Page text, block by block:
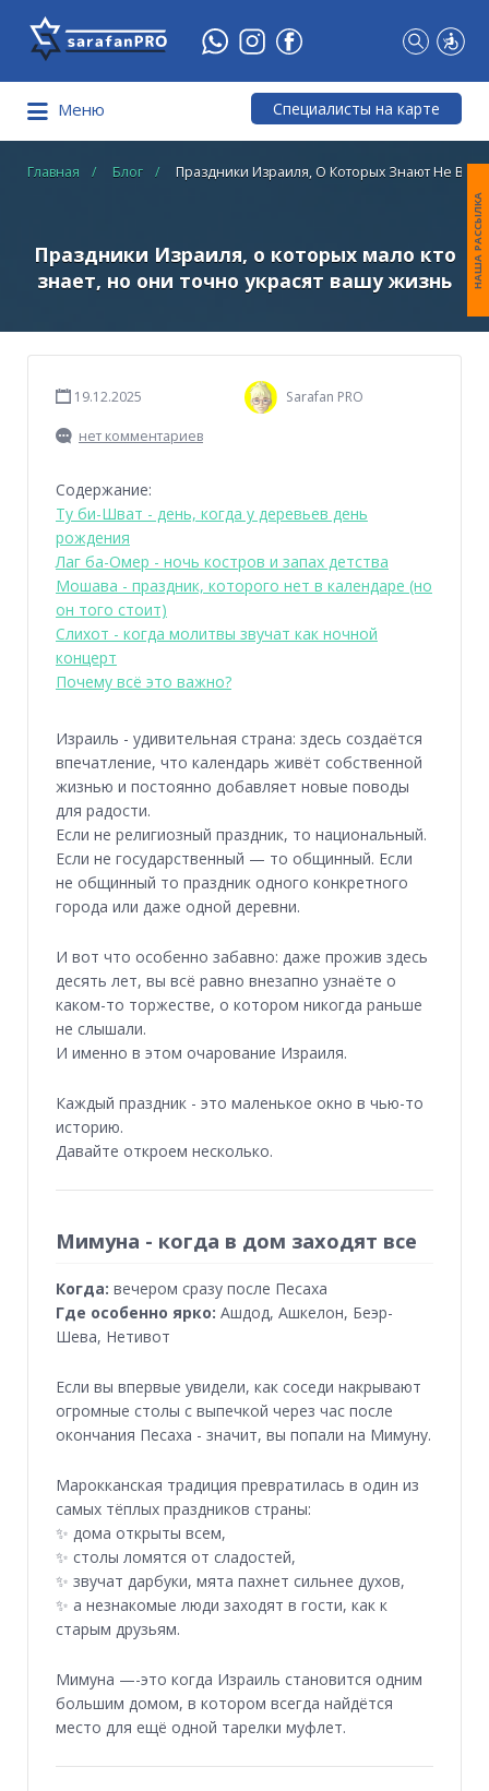
Что
Вы
ищете?
Меню Специалисты на карте
Главная Блог Праздники Израиля, О Которых Знают Не Все
Праздники Израиля, о которых мало кто
знает, но они точно украсят вашу жизнь
19.12.2025 Sarafan PRO
нет комментариев
Содержание:
Ту би-Шват - день, когда у деревьев день
рождения
Лаг ба-Омер - ночь костров и запах детства
Мошава - праздник, которого нет в календаре (но
он того стоит)
Слихот - когда молитвы звучат как ночной
концерт
Почему всё это важно?
Израиль - удивительная страна: здесь создаётся
впечатление, что календарь живёт собственной
жизнью и постоянно добавляет новые поводы
для радости.
Если не религиозный праздник, то национальный.
Если не государственный — то общинный. Если
не общинный то праздник одного конкретного
города или даже одной деревни.
И вот что особенно забавно: даже прожив здесь
десять лет, вы всё равно внезапно узнаёте о
каком-то торжестве, о котором никогда раньше
не слышали.
И именно в этом очарование Израиля.
Каждый праздник - это маленькое окно в чью-то
историю.
Давайте откроем несколько.
Мимуна - когда в дом заходят все
Когда: вечером сразу после Песаха
Где особенно ярко: Ашдод, Ашкелон, Беэр-
Шева, Нетивот
Если вы впервые увидели, как соседи накрывают
огромные столы с выпечкой через час после
окончания Песаха - значит, вы попали на Мимуну.
Марокканская традиция превратилась в один из
самых тёплых праздников страны:
✨ дома открыты всем,
✨ столы ломятся от сладостей,
✨ звучат дарбуки, мята пахнет сильнее духов,
✨ а незнакомые люди заходят в гости, как к
старым друзьям.
Мимуна —-это когда Израиль становится одним
большим домом, в котором всегда найдётся
место для ещё одной тарелки муфлет.
НАША РАССЫЛКА